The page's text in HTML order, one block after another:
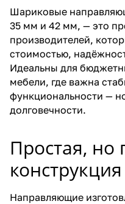
Шариковые
35 мм и 42 мм, — это
производителей,
стоимостью,
Идеальны для
мебели, где важна
функциональности —
долговечности.
Простая, но
конструкция
Направляющие